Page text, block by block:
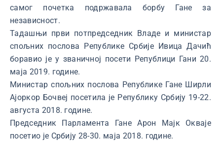
самог почетка подржавала борбу Гане за
независност.
Тадашњи први потпредседник Владе и министар
спољних послова Републике Србије Ивица Дачић
боравио је у званичној посети Републици Гани 20.
маја 2019. године.
Министар спољних послова Републике Гане Ширли
Ајоркор Бочвеј посетила је Републику Србију 19-22.
августа 2018. године.
Председник Парламента Гане Арон Мајк Окваје
посетио је Србију 28-30. маја 2018. године.